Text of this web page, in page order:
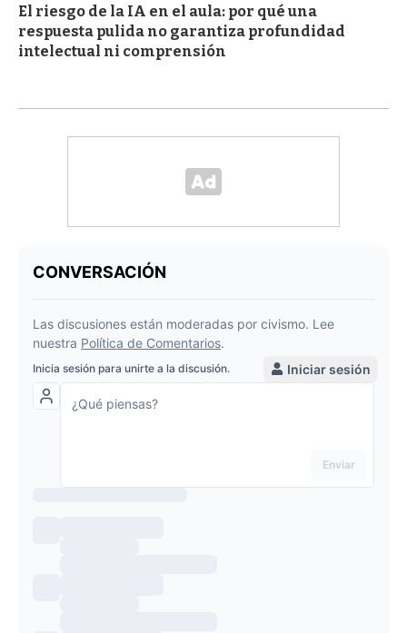
El riesgo de la IA en el aula: por qué una
respuesta pulida no garantiza profundidad
intelectual ni comprensión